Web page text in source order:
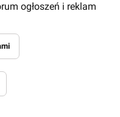
ogłoszeń i reklam